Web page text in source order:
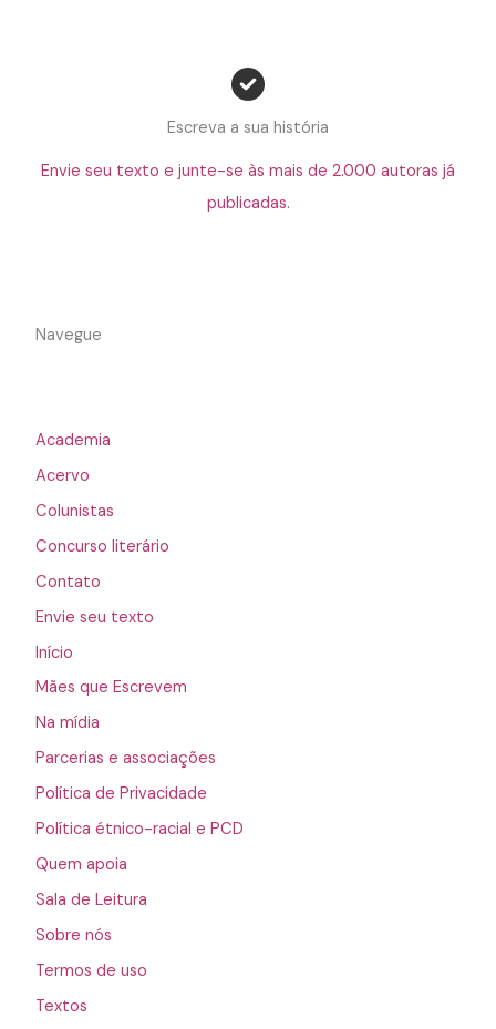
Escreva a sua história
Envie seu texto e junte-se às mais de 2.000 autoras já
publicadas.
Navegue
Academia
Acervo
Colunistas
Concurso literário
Contato
Envie seu texto
Início
Mães que Escrevem
Na mídia
Parcerias e associações
Política de Privacidade
Política étnico-racial e PCD
Quem apoia
Sala de Leitura
Sobre nós
Termos de uso
Textos